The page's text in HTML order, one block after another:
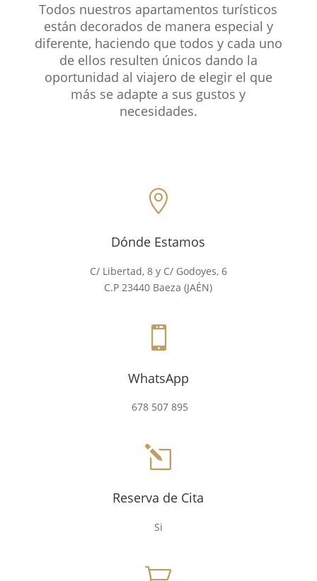
Todos nuestros apartamentos turísticos
están decorados de manera especial y
diferente, haciendo que todos y cada uno
de ellos resulten únicos dando la
oportunidad al viajero de elegir el que
más se adapte a sus gustos y
necesidades.

Dónde Estamos
C/ Libertad, 8 y C/ Godoyes, 6
C.P 23440 Baeza (JAÉN)

WhatsApp
678 507 895
l
Reserva de Cita
Si